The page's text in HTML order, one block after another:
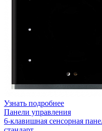
Узнать подробнее
Панели управления
6-клавишная сенсорная